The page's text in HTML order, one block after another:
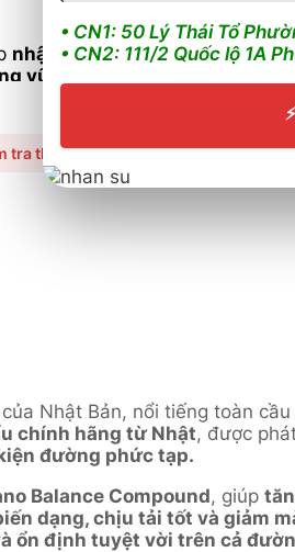
nhập khẩu cao cấp từ Nhật
vững chắc trên mọi loại địa
D-Max
, đáp ứng nhu cầu di
tra thước lái
Nhật Bản, nổi tiếng toàn cầu
chính hãng từ Nhật, được
đường phức tạp.
Balance Compound, giúp
dạng, chịu tải tốt và giảm
ổn định tuyệt vời trên cả
• CN1: 50 Lý Thái Tổ
• CN2: 111/2 Quốc lộ 1A
⚡